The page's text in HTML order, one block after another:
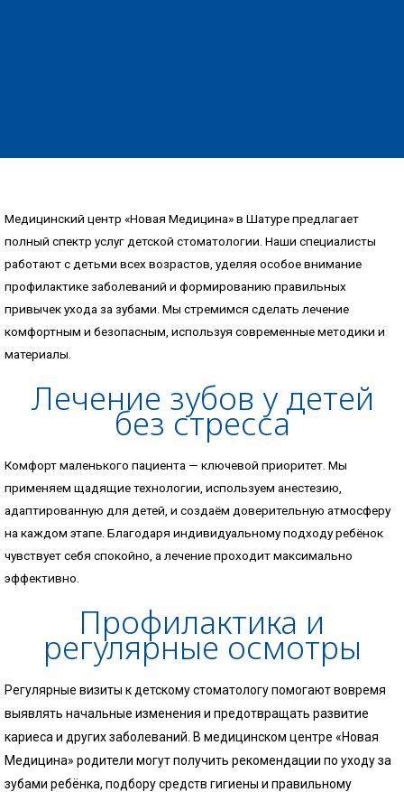
Медицинский центр «Новая Медицина» в Шатуре предлагает
полный спектр услуг детской стоматологии. Наши специалисты
работают с детьми всех возрастов, уделяя особое внимание
профилактике заболеваний и формированию правильных
привычек ухода за зубами. Мы стремимся сделать лечение
комфортным и безопасным, используя современные методики и
материалы.
Лечение зубов у детей
без стресса
Комфорт маленького пациента — ключевой приоритет. Мы
применяем щадящие технологии, используем анестезию,
адаптированную для детей, и создаём доверительную атмосферу
на каждом этапе. Благодаря индивидуальному подходу ребёнок
чувствует себя спокойно, а лечение проходит максимально
эффективно.
Профилактика и
регулярные осмотры
Регулярные визиты к детскому стоматологу помогают вовремя
выявлять начальные изменения и предотвращать развитие
кариеса и других заболеваний. В медицинском центре «Новая
Медицина» родители могут получить рекомендации по уходу за
зубами ребёнка, подбору средств гигиены и правильному